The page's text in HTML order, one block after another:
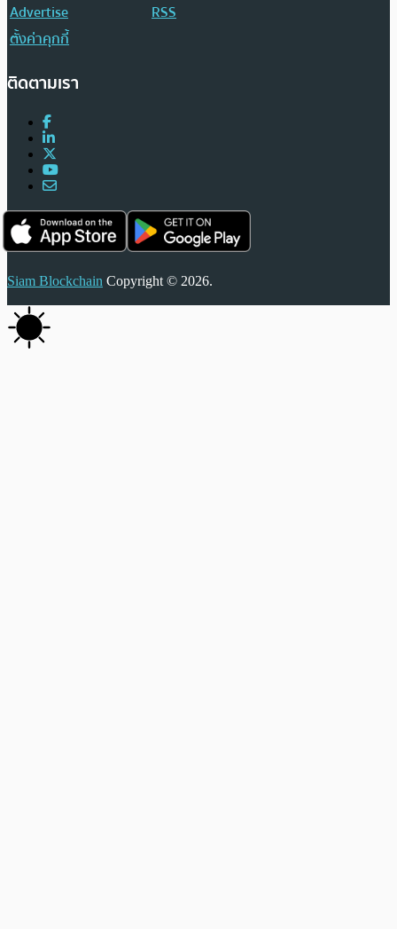
Advertise
RSS
ตั้งค่าคุกกี้
ติดตามเรา
Siam Blockchain Copyright © 2026.